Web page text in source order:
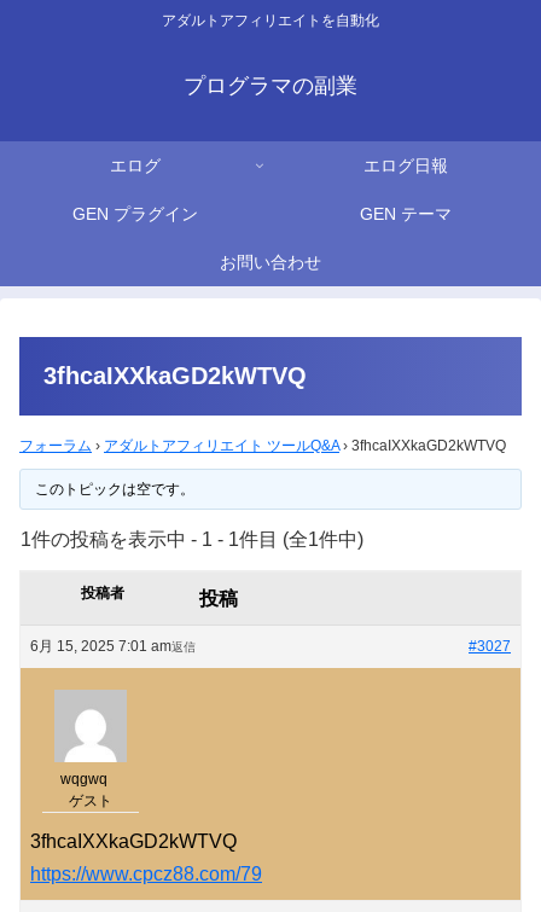
アダルトアフィリエイトを自動化
プログラマの副業
エログ エログ日報
GEN プラグイン GEN テーマ
お問い合わせ
3fhcaIXXkaGD2kWTVQ
フォーラム › アダルトアフィリエイト ツールQ&A › 3fhcaIXXkaGD2kWTVQ
このトピックは空です。
1件の投稿を表示中 - 1 - 1件目 (全1件中)
投稿者 投稿
6月 15, 2025 7:01 am #3027
返信
wqgwq
ゲスト
3fhcaIXXkaGD2kWTVQ
https://www.cpcz88.com/79